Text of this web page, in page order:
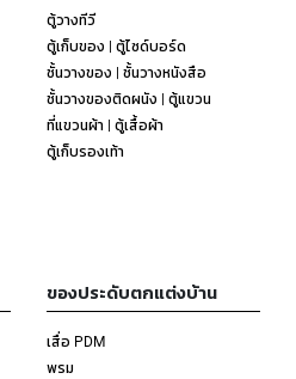
ตู้วางทีวี
ตู้เก็บของ | ตู้ไซด์บอร์ด
ชั้นวางของ | ชั้นวางหนังสือ
ชั้นวางของติดผนัง | ตู้แขวน
ที่แขวนผ้า | ตู้เสื้อผ้า
ตู้เก็บรองเท้า
ของประดับตกแต่งบ้าน
เสื่อ PDM
พรม